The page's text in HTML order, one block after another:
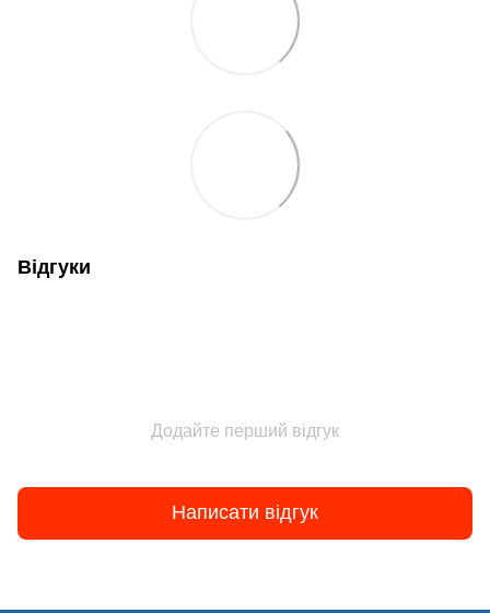
Відгуки
Додайте перший відгук
Написати відгук